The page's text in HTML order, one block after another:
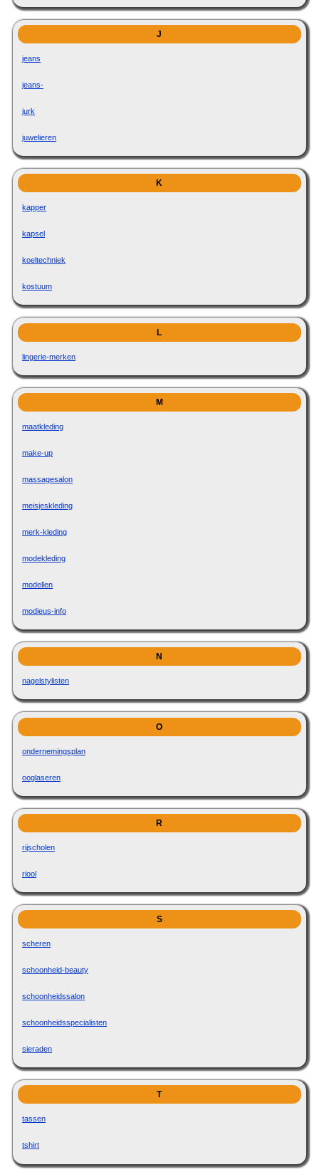
J
jeans
jeans-
jurk
juwelieren
K
kapper
kapsel
koeltechniek
kostuum
L
lingerie-merken
M
maatkleding
make-up
massagesalon
meisjeskleding
merk-kleding
modekleding
modellen
modieus-info
N
nagelstylisten
O
ondernemingsplan
ooglaseren
R
rijscholen
riool
S
scheren
schoonheid-beauty
schoonheidssalon
schoonheidsspecialisten
sieraden
T
tassen
tshirt